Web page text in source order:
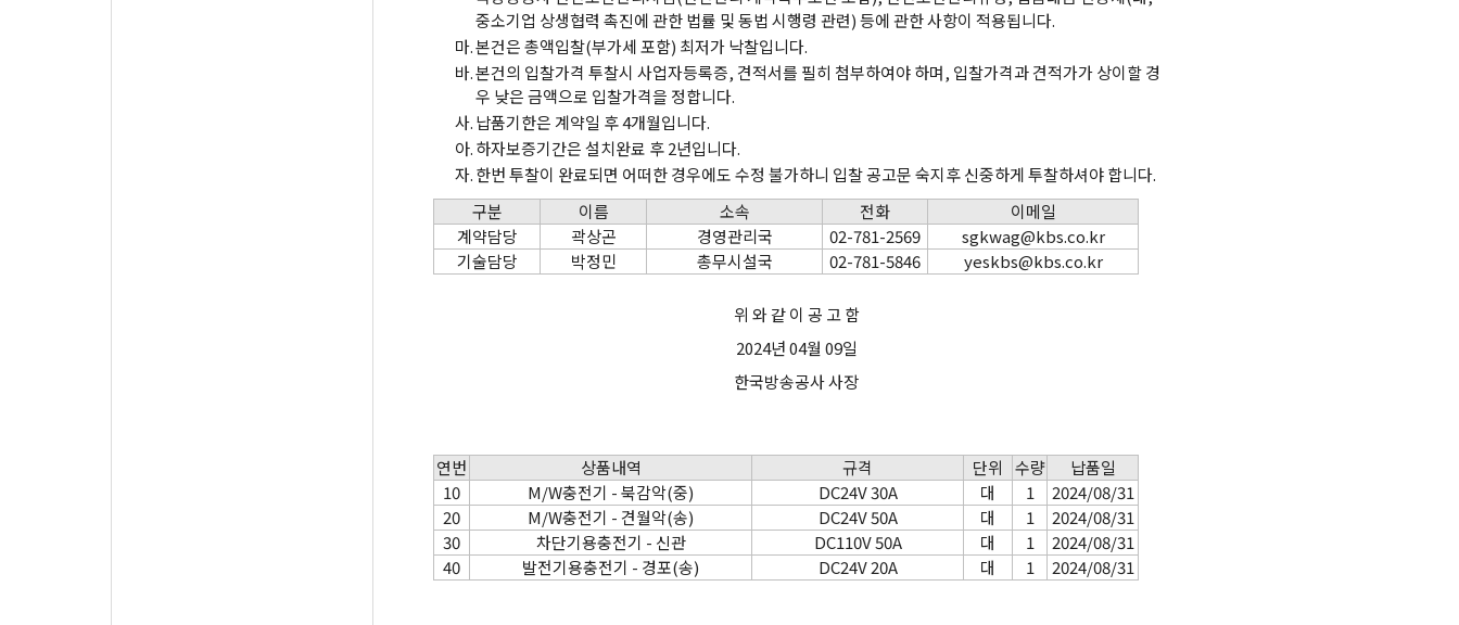
중소기업 상생협력 촉진에 관한 법률 및 동법 시행령 관련) 등에 관한 사항이 적용됩니다.
마.본건은 총액입찰(부가세 포함) 최저가 낙찰입니다.
바.본건의 입찰가격 투찰시 사업자등록증, 견적서를 필히 첨부하여야 하며, 입찰가격과 견적가가 상이할 경
우 낮은 금액으로 입찰가격을 정합니다.
사.납품기한은 계약일 후 4개월입니다.
아.하자보증기간은 설치완료 후 2년입니다.
자.한번 투찰이 완료되면 어떠한 경우에도 수정 불가하니 입찰 공고문 숙지후 신중하게 투찰하셔야 합니다.
구분
이름 소속 전화
이메일
계약담당
곽상곤 경영관리국 02-781-2569
sgkwag@kbs.co.kr
기술담당
박정민 총무시설국 02-781-5846 yeskbs@kbs.co.kr
위 와 같 이 공 고 함
2024년 04월 09일
한국방송공사 사장
연번 상품내역 규격 단위 수량
납품일
10
M/W충전기 - 북감악(중) DC24V 30A 대 1
2024/08/31
20
M/W충전기 - 견월악(송) DC24V 50A 대 1
2024/08/31
30
차단기용충전기 - 신관 DC110V 50A 대 1
2024/08/31
40
발전기용충전기 - 경포(송) DC24V 20A 대 1 2024/08/31